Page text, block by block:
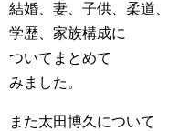
結婚、妻、子供、柔道、
学歴、家族構成に
ついてまとめて
みました。
また太田博久について